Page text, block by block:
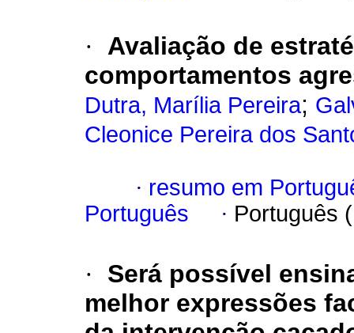
·
Avaliação de
comportamentos
Dutra, Marília Pereira;
Cleonice Pereira dos
· resumo em
Português
· Português
·
Será possível
melhor expressões